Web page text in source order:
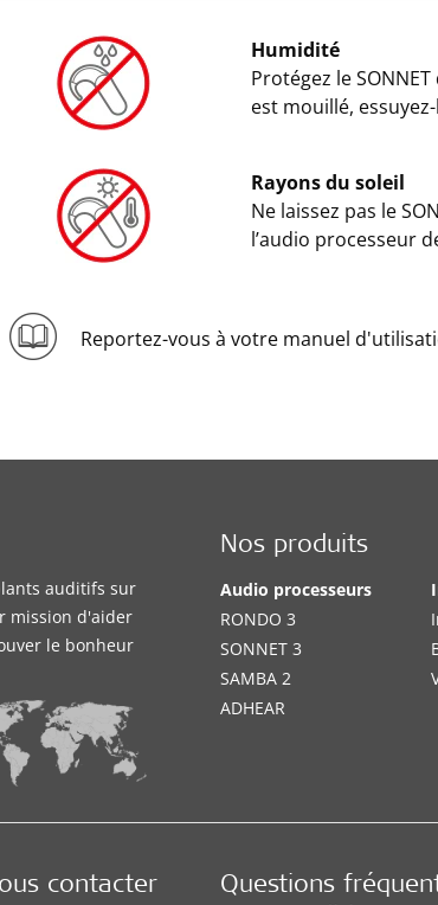
Humidité
Protégez le
est mouillé,
Rayons du soleil
Ne laissez pas le
l’audio processeur
Reportez-vous à votre manuel
auditifs sur
mission d'aider
le bonheur
Nos produits
Audio processeurs
RONDO 3
SONNET 3
SAMBA 2
ADHEAR
Questions
contacter